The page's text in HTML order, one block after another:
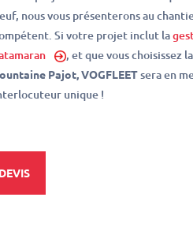
nous vous présenterons au
Si votre projet inclut la
, et que vous choisissez
Pajot, VOGFLEETsera en
unique !